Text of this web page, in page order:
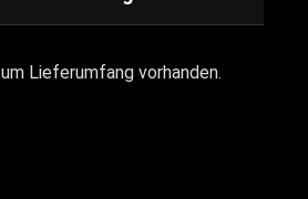
Lieferumfang vorhanden.